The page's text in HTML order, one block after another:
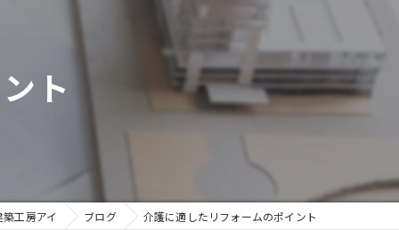
ト
工房アイ ブログ 介護に適したリフォームのポイント